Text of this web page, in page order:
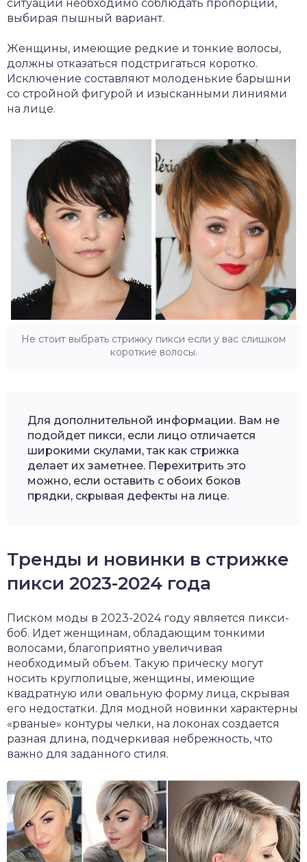
ситуации необходимо соблюдать пропорции,
выбирая пышный вариант.
Женщины, имеющие редкие и тонкие волосы,
должны отказаться подстригаться коротко.
Исключение составляют молоденькие барышни
со стройной фигурой и изысканными линиями
на лице.
Не стоит выбрать стрижку пикси если у вас слишком
короткие волосы.
Для дополнительной информации. Вам не
подойдет пикси, если лицо отличается
широкими скулами, так как стрижка
делает их заметнее. Перехитрить это
можно, если оставить с обоих боков
прядки, скрывая дефекты на лице.
Тренды и новинки в стрижке
пикси 2023-2024 года
Писком моды в 2023-2024 году является пикси-
боб. Идет женщинам, обладающим тонкими
волосами, благоприятно увеличивая
необходимый объем. Такую прическу могут
носить круглолицые, женщины, имеющие
квадратную или овальную форму лица, скрывая
его недостатки. Для модной новинки характерны
«рваные» контуры челки, на локонах создается
разная длина, подчеркивая небрежность, что
важно для заданного стиля.